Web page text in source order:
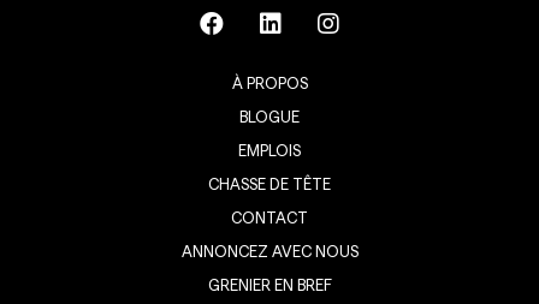
À PROPOS
BLOGUE
EMPLOIS
CHASSE DE TÊTE
CONTACT
ANNONCEZ AVEC NOUS
GRENIER EN BREF